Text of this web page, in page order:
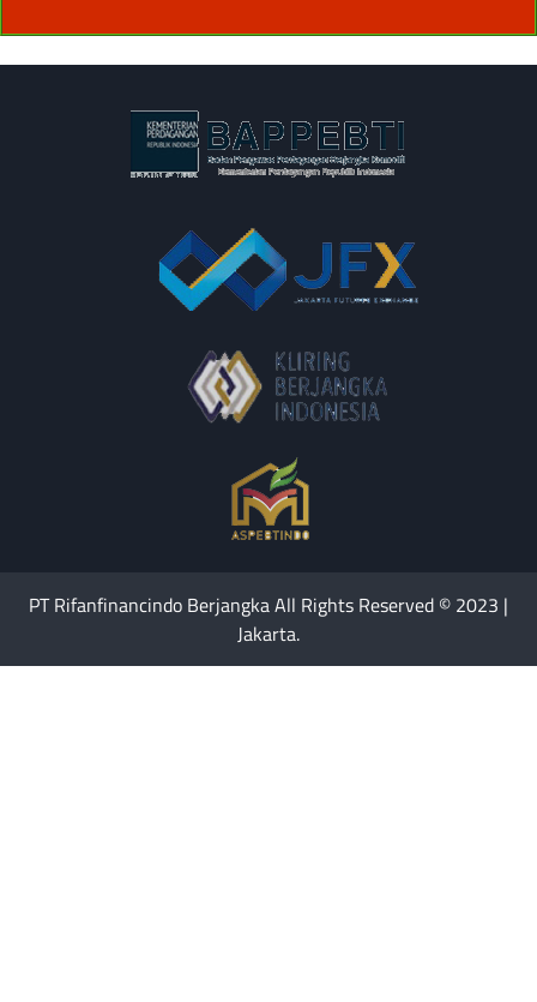
PT Rifanfinancindo Berjangka All Rights Reserved © 2023 |
Jakarta.